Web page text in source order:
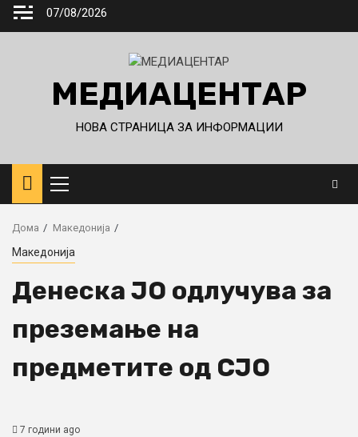
Skip
07/08/2026
МЕДИАЦЕНТАР
НОВА СТРАНИЦА ЗА ИНФОРМАЦИИ
Primary
Menu
Дома Македонија
Македонија
Денеска ЈО одлучува за
преземање на
предметите од СЈО
7 години ago